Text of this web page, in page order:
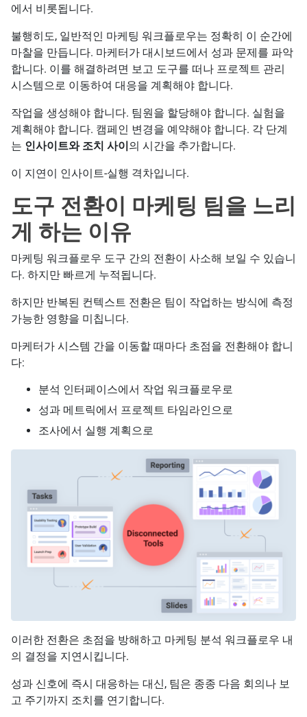
에서 비롯됩니다.
불행히도, 일반적인 마케팅 워크플로우는 정확히 이 순간에
마찰을 만듭니다. 마케터가 대시보드에서 성과 문제를 파악
합니다. 이를 해결하려면 보고 도구를 떠나 프로젝트 관리
시스템으로 이동하여 대응을 계획해야 합니다.
작업을 생성해야 합니다. 팀원을 할당해야 합니다. 실험을
계획해야 합니다. 캠페인 변경을 예약해야 합니다. 각 단계
는 인사이트와 조치 사이 의 시간을 추가합니다.
이 지연이 인사이트-실행 격차입니다.
도구 전환이 마케팅 팀을 느리
게 하는 이유
마케팅 워크플로우 도구 간의 전환이 사소해 보일 수 있습니
다. 하지만 빠르게 누적됩니다.
하지만 반복된 컨텍스트 전환은 팀이 작업하는 방식에 측정
가능한 영향을 미칩니다.
마케터가 시스템 간을 이동할 때마다 초점을 전환해야 합니
다:
분석 인터페이스에서 작업 워크플로우로
성과 메트릭에서 프로젝트 타임라인으로
조사에서 실행 계획으로
이러한 전환은 초점을 방해하고 마케팅 분석 워크플로우 내
의 결정을 지연시킵니다.
성과 신호에 즉시 대응하는 대신, 팀은 종종 다음 회의나 보
고 주기까지 조치를 연기합니다.